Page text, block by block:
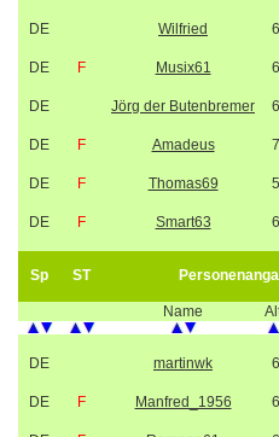
DE Wilfried
DE F Musix61
DE Jörg der Butenbremer
DE F Amadeus
DE F Thomas69
DE F Smart63
Sp ST
Name
DE martinwk
DE F Manfred_1956